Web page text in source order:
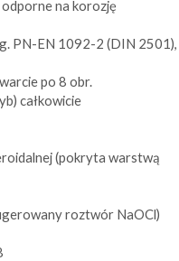
na korozję
PN-EN 1092-2 (DIN 2501),
po 8 obr.
całkowicie
(pokryta warstwą
roztwór NaOCl)